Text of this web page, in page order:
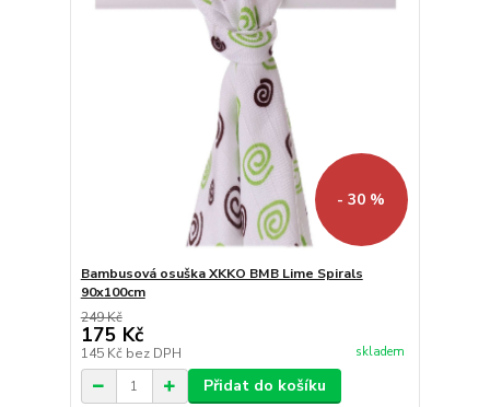
- 30 %
Bambusová osuška XKKO BMB Lime Spirals
90x100cm
249 Kč
175 Kč
145 Kč bez DPH skladem
Přidat do košíku